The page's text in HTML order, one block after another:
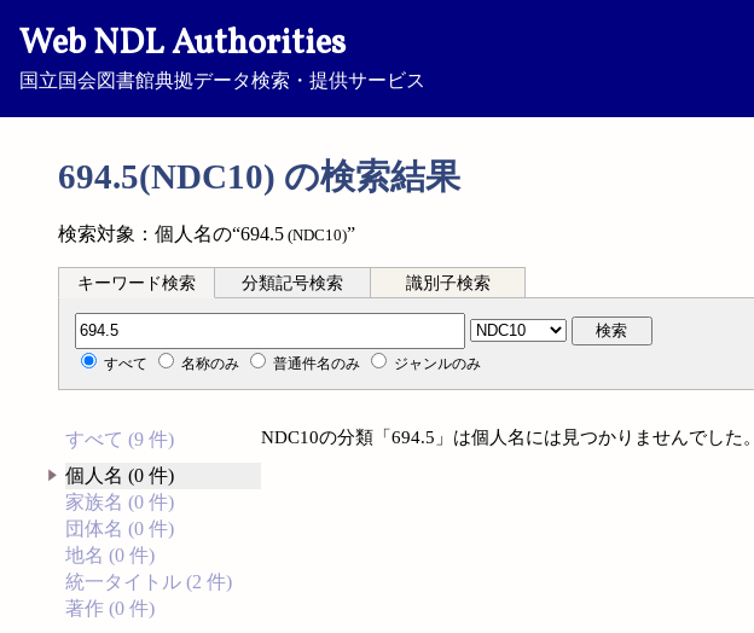
Web NDL Authorities
国立国会図書館典拠データ検索・提供サービス
694.5(NDC10) の検索結果
検索対象：個人名の“694.5 (NDC10)”
キーワード検索 分類記号検索 識別子検索
分類記号検索 検索
すべて 名称のみ 普通件名のみ ジャンルのみ
すべて (9 件)
個人名 (0 件)
家族名 (0 件)
団体名 (0 件)
地名 (0 件)
統一タイトル (2 件)
著作 (0 件)
NDC10の分類「694.5」は個人名には見つかりませんでした。